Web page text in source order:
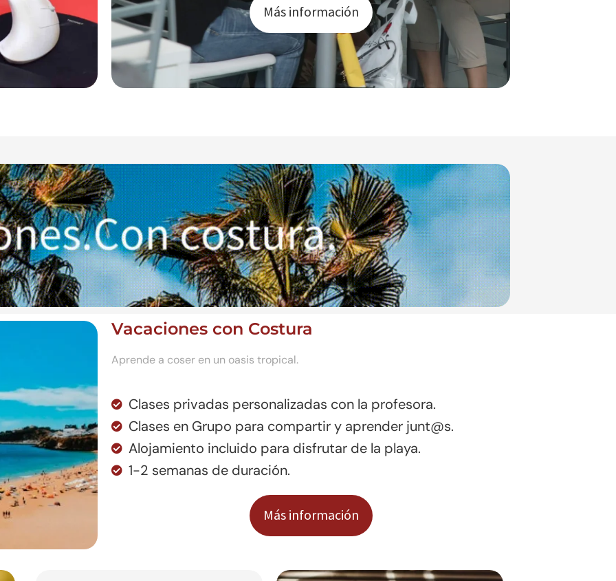
Más información
Con costura.
Vacaciones con Costura
Aprende a coser en un oasis tropical.
Clases privadas personalizadas con la profesora.
Clases en Grupo para compartir y aprender junt@s.
Alojamiento incluido para disfrutar de la playa.
1-2 semanas de duración.
Más información